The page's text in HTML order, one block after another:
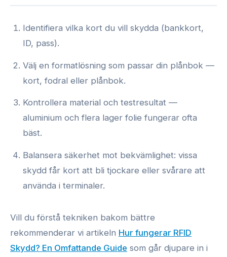
Identifiera vilka kort du vill skydda (bankkort,
ID, pass).
Välj en formatlösning som passar din plånbok —
kort, fodral eller plånbok.
Kontrollera material och testresultat —
aluminium och flera lager folie fungerar ofta
bäst.
Balansera säkerhet mot bekvämlighet: vissa
skydd får kort att bli tjockare eller svårare att
använda i terminaler.
Vill du förstå tekniken bakom bättre
rekommenderar vi artikeln Hur fungerar RFID
Skydd? En Omfattande Guide som går djupare in i